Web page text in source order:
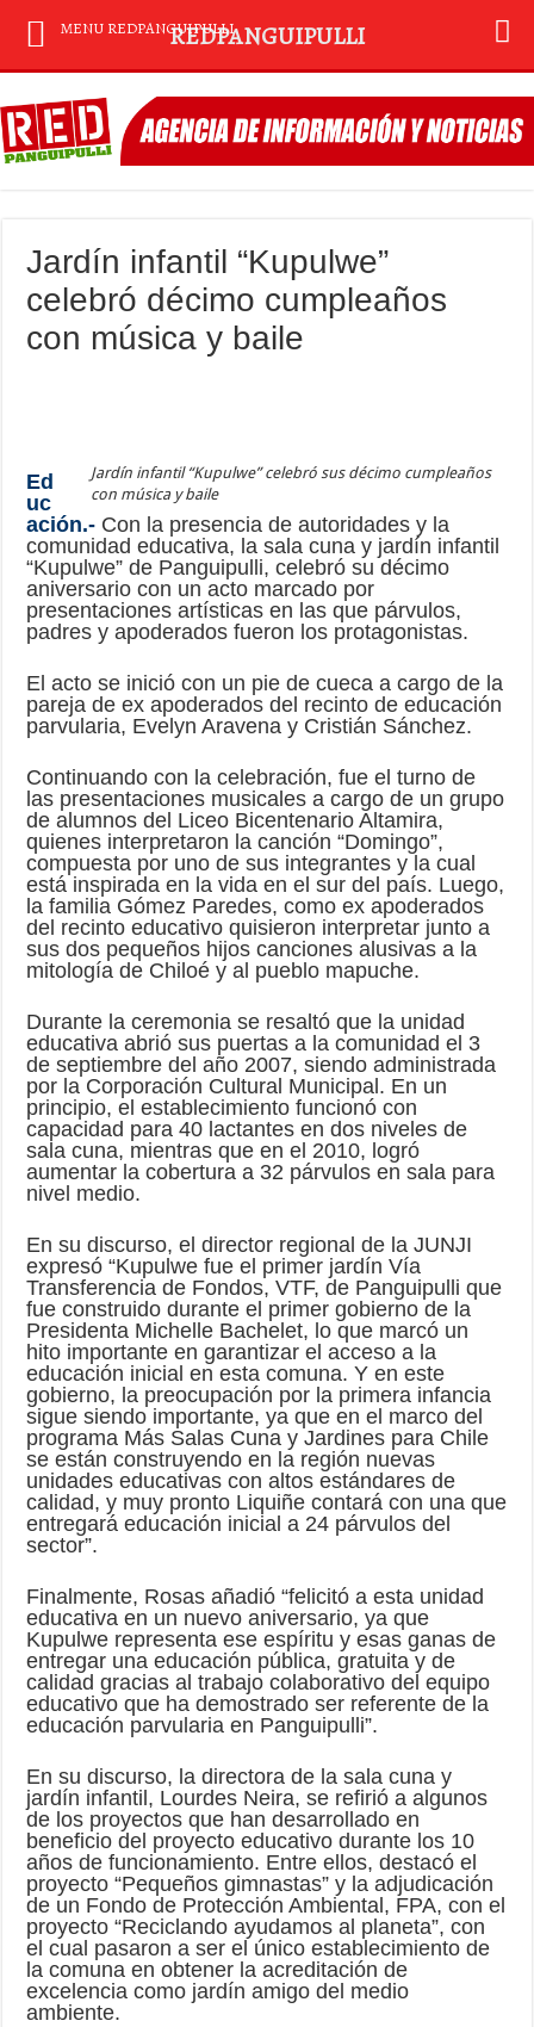
Jardín infantil “Kupulwe”
celebró décimo cumpleaños
con música y baile
Jardín infantil “Kupulwe” celebró sus décimo cumpleaños
con música y baile
Ed
uc
ación.- Con la presencia de autoridades y la
comunidad educativa, la sala cuna y jardín infantil
“Kupulwe” de Panguipulli, celebró su décimo
aniversario con un acto marcado por
presentaciones artísticas en las que párvulos,
padres y apoderados fueron los protagonistas.
El acto se inició con un pie de cueca a cargo de la
pareja de ex apoderados del recinto de educación
parvularia, Evelyn Aravena y Cristián Sánchez.
Continuando con la celebración, fue el turno de
las presentaciones musicales a cargo de un grupo
de alumnos del Liceo Bicentenario Altamira,
quienes interpretaron la canción “Domingo”,
compuesta por uno de sus integrantes y la cual
está inspirada en la vida en el sur del país. Luego,
la familia Gómez Paredes, como ex apoderados
del recinto educativo quisieron interpretar junto a
sus dos pequeños hijos canciones alusivas a la
mitología de Chiloé y al pueblo mapuche.
Durante la ceremonia se resaltó que la unidad
educativa abrió sus puertas a la comunidad el 3
de septiembre del año 2007, siendo administrada
por la Corporación Cultural Municipal. En un
principio, el establecimiento funcionó con
capacidad para 40 lactantes en dos niveles de
sala cuna, mientras que en el 2010, logró
aumentar la cobertura a 32 párvulos en sala para
nivel medio.
En su discurso, el director regional de la JUNJI
expresó “Kupulwe fue el primer jardín Vía
Transferencia de Fondos, VTF, de Panguipulli que
fue construido durante el primer gobierno de la
Presidenta Michelle Bachelet, lo que marcó un
hito importante en garantizar el acceso a la
educación inicial en esta comuna. Y en este
gobierno, la preocupación por la primera infancia
sigue siendo importante, ya que en el marco del
programa Más Salas Cuna y Jardines para Chile
se están construyendo en la región nuevas
unidades educativas con altos estándares de
calidad, y muy pronto Liquiñe contará con una que
entregará educación inicial a 24 párvulos del
sector”.
Finalmente, Rosas añadió “felicitó a esta unidad
educativa en un nuevo aniversario, ya que
Kupulwe representa ese espíritu y esas ganas de
entregar una educación pública, gratuita y de
calidad gracias al trabajo colaborativo del equipo
educativo que ha demostrado ser referente de la
educación parvularia en Panguipulli”.
En su discurso, la directora de la sala cuna y
jardín infantil, Lourdes Neira, se refirió a algunos
de los proyectos que han desarrollado en
beneficio del proyecto educativo durante los 10
años de funcionamiento. Entre ellos, destacó el
proyecto “Pequeños gimnastas” y la adjudicación
de un Fondo de Protección Ambiental, FPA, con el
proyecto “Reciclando ayudamos al planeta”, con
el cual pasaron a ser el único establecimiento de
la comuna en obtener la acreditación de
excelencia como jardín amigo del medio
ambiente.
MENU REDPANGUIPULLIREDPANGUIPULLI